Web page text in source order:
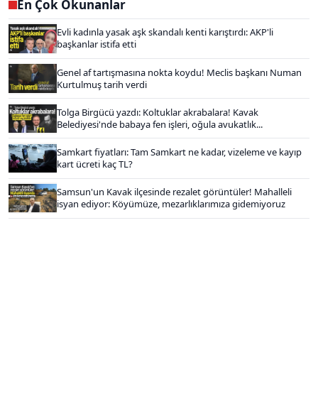
En Çok Okunanlar
Evli kadınla yasak aşk skandalı kenti karıştırdı: AKP'li
başkanlar istifa etti
Genel af tartışmasına nokta koydu! Meclis başkanı Numan
Kurtulmuş tarih verdi
Tolga Birgücü yazdı: Koltuklar akrabalara! Kavak
Belediyesi'nde babaya fen işleri, oğula avukatlık...
Samkart fiyatları: Tam Samkart ne kadar, vizeleme ve kayıp
kart ücreti kaç TL?
Samsun'un Kavak ilçesinde rezalet görüntüler! Mahalleli
isyan ediyor: Köyümüze, mezarlıklarımıza gidemiyoruz